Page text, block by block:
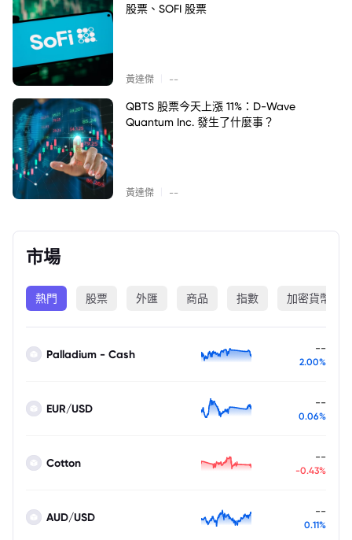
股票、SOFI 股票
黃達傑 --
QBTS 股票今天上漲 11%：D-Wave
Quantum Inc. 發生了什麼事？
黃達傑 --
市場
熱門 股票 外匯 商品 指數 加密貨幣
Palladium - Cash --
2.00%
EUR/USD --
0.06%
Cotton --
-0.43%
AUD/USD --
0.11%